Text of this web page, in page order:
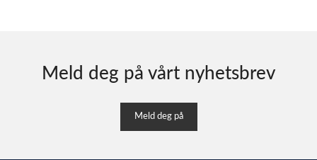
Meld deg på vårt nyhetsbrev
Meld deg på